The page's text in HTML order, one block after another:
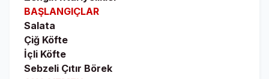
BAŞLANGIÇLAR
Salata
Çiğ Köfte
İçli Köfte
Sebzeli Çıtır Börek